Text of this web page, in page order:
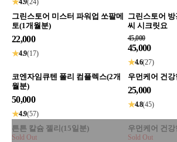
★4.9(24)
그린스토어 미스터 파워업 쏘팔메
토(1개월분)
22,000
★4.9(17)
그린스토어
씨 시크릿요
45,000
45,000
★4.6(27)
코엔자임큐텐 폴리 컴플렉스(2개
월분)
50,000
★4.9(57)
우먼케어 건
25,000
★4.8(45)
튼튼 칼슘 젤리(15일분)
Sold Out
우먼케어 건
Sold Out